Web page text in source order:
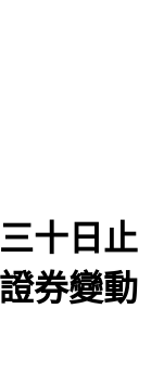
十日止
券變動